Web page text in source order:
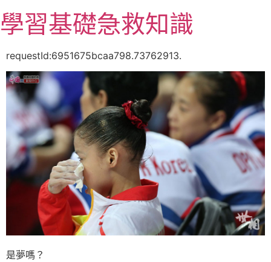
至
主
容
學習基礎急救知識
requestId:6951675bcaa798.73762913.
是夢嗎？